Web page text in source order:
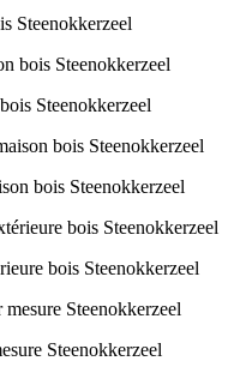
Steenokkerzeel
Steenokkerzeel
bois Steenokkerzeel
bois Steenokkerzeel
Steenokkerzeel